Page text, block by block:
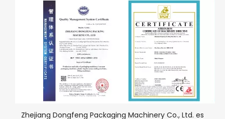
Zhejiang Dongfeng Packaging Machinery Co., Ltd. es